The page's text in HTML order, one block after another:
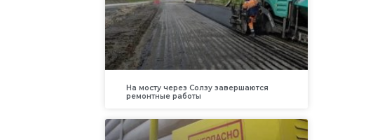
На мосту через Солзу завершаются
ремонтные работы